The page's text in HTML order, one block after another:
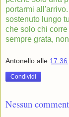
portarmi
sostenuto lungo
che solo chi
sempre grata,
Antonello alle 17:36
Condividi
Nessun